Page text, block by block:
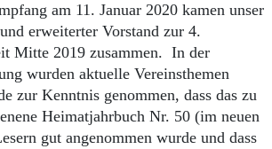
Start
Wer wir sind
Aktuelle Ausgabe
Abonnenten-Login
Abonnent werden
Abo Prämien
Archiv
am 11. Januar 2020 kamen unser
erweiterter Vorstand zur 4.
Mitte 2019 zusammen. In der
wurden aktuelle Vereinsthemen
zur Kenntnis genommen, dass das zu
Heimatjahrbuch Nr. 50 (im neuen
gut angenommen wurde und dass